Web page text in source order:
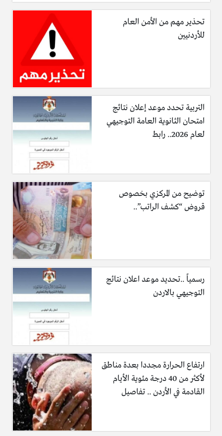
تحذير مهم من الأمن العام
للأردنيين
التربية تحدد موعد إعلان نتائج
امتحان الثانوية العامة التوجيهي
لعام 2026.. رابط
توضيح من المركزي بخصوص
قروض “كشف الراتب”..
رسمياً ..تحديد موعد اعلان نتائج
التوجيهي بالاردن
ارتفاع الحرارة مجددا بعدة مناطق
لأكثر من 40 درجة مئوية الأيام
القادمة في الأردن .. تفاصيل